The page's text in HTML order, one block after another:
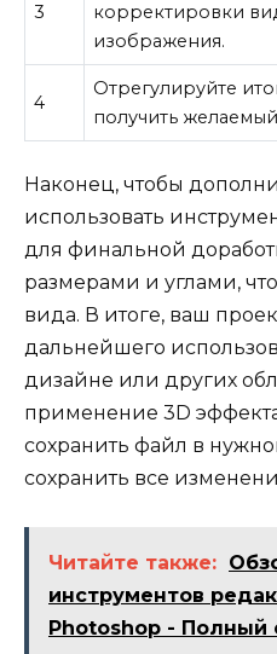
3
корректировки
изображения.
4
Отрегулируйте
получить
Наконец, чтобы
использовать
для финальной
размерами и углами,
вида. В итоге, ваш
дальнейшего
дизайне или других
применение 3D
сохранить файл в
сохранить все
Читайте также:
инструментов
Photoshop - Полный